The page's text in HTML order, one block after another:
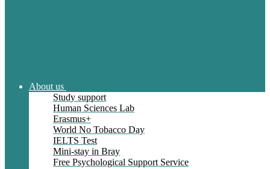
About us
Study support
Human Sciences Lab
Erasmus+
World No Tobacco Day
IELTS Test
Mini-stay in Bray
Free Psychological Support Service